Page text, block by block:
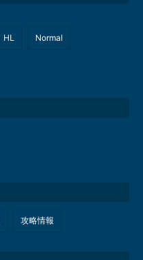
HL Normal
攻略情報